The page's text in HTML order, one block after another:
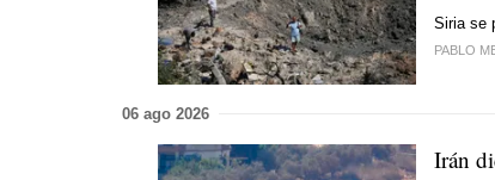
Siria se
PABLO
06 ago 2026
Irán